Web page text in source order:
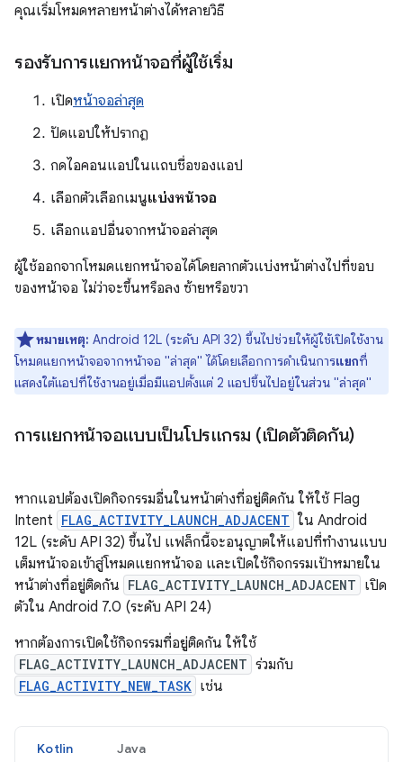
คุณเริ่มโหมดหลายหน้าต่างได้หลายวิธี
รองรับการแยกหน้าจอที่ผู้ใช้เริ่ม
เปิดหน้าจอล่าสุด
ปัดแอปให้ปรากฏ
กดไอคอนแอปในแถบชื่อของแอป
เลือกตัวเลือกเมนูแบ่งหน้าจอ
เลือกแอปอื่นจากหน้าจอล่าสุด
ผู้ใช้ออกจากโหมดแยกหน้าจอได้โดยลากตัวแบ่งหน้าต่างไปที่ขอบ
ของหน้าจอ ไม่ว่าจะขึ้นหรือลง ซ้ายหรือขวา
หมายเหตุ: Android 12L (ระดับ API 32) ขึ้นไปช่วยให้ผู้ใช้เปิดใช้งาน
โหมดแยกหน้าจอจากหน้าจอ "ล่าสุด" ได้โดยเลือกการดำเนินการแยกที่
แสดงใต้แอปที่ใช้งานอยู่เมื่อมีแอปตั้งแต่ 2 แอปขึ้นไปอยู่ในส่วน "ล่าสุด"
การแยกหน้าจอแบบเป็นโปรแกรม (เปิดตัวติดกัน)
หากแอปต้องเปิดกิจกรรมอื่นในหน้าต่างที่อยู่ติดกัน ให้ใช้ Flag
Intent FLAG_ACTIVITY_LAUNCH_ADJACENT ใน Android
12L (ระดับ API 32) ขึ้นไป แฟล็กนี้จะอนุญาตให้แอปที่ทำงานแบบ
เต็มหน้าจอเข้าสู่โหมดแยกหน้าจอ และเปิดใช้กิจกรรมเป้าหมายใน
หน้าต่างที่อยู่ติดกัน FLAG_ACTIVITY_LAUNCH_ADJACENT เปิด
ตัวใน Android 7.0 (ระดับ API 24)
หากต้องการเปิดใช้กิจกรรมที่อยู่ติดกัน ให้ใช้
FLAG_ACTIVITY_LAUNCH_ADJACENT ร่วมกับ
FLAG_ACTIVITY_NEW_TASK เช่น
Kotlin Java